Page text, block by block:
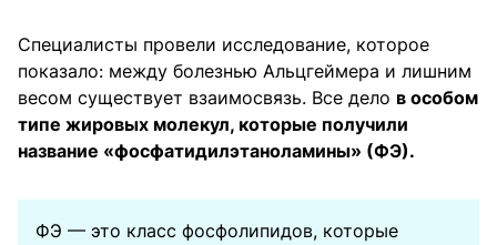
Специалисты провели исследование, которое
показало: между болезнью Альцгеймера и лишним
весом существует взаимосвязь. Все дело в особом
типе жировых молекул, которые получили
название «фосфатидилэтаноламины» (ФЭ).
ФЭ — это класс фосфолипидов, которые